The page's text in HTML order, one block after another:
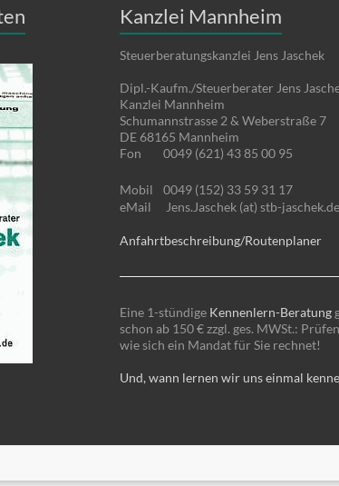
Kanzlei Mannheim
Steuerberatungskanzlei Jens Jaschek
Dipl.-Kaufm./Steuerberater Jens
Kanzlei Mannheim
Schumannstrasse 2 & Weberstraße 7
DE 68165 Mannheim
Fon
0049 (621) 43 85 00 95
Mobil
0049 (152) 33 59 31 17
eMail
Jens.Jaschek (at) stb-jaschek.de
Anfahrtbeschreibung/Routenplaner
Eine 1-stündige Kennenlern-Beratung
schon ab 150 € zzgl. ges. MWSt.:
wie sich ein Mandat für Sie rechnet!
Und, wann lernen wir uns einmal